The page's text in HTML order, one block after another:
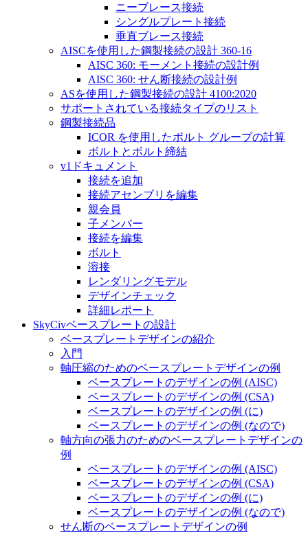
ニーブレース接続
シングルプレート接続
垂直ブレース接続
AISCを使用した鋼製接続の設計 360-16
AISC 360: モーメント接続の設計例
AISC 360: せん断接続の設計例
ASを使用した鋼製接続の設計 4100:2020
サポートされている接続タイプのリスト
鋼製接続品
ICOR を使用したボルト グループの計算
ボルトとボルト締結
v1ドキュメント
接続を追加
接続アセンブリを編集
親会員
子メンバー
接続を編集
ボルト
溶接
レンダリングモデル
デザインチェック
詳細レポート
SkyCivベースプレートの設計
ベースプレートデザインの紹介
入門
軸圧縮のためのベースプレートデザインの例
ベースプレートのデザインの例 (AISC)
ベースプレートのデザインの例 (CSA)
ベースプレートのデザインの例 (に)
ベースプレートのデザインの例 (なので)
軸方向の張力のためのベースプレートデザインの
例
ベースプレートのデザインの例 (AISC)
ベースプレートのデザインの例 (CSA)
ベースプレートのデザインの例 (に)
ベースプレートのデザインの例 (なので)
せん断のベースプレートデザインの例